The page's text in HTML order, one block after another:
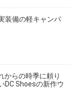
装備の軽キャンパ
からの時季に頼り
DC Shoesの新作ウ